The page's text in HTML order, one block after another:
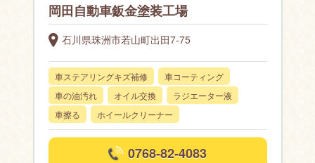
岡田自動車鈑金塗装工場
石川県珠洲市若山町出田7-75
車ステアリングキズ補修
車コーティング
車の油汚れ
オイル交換
ラジエーター液
車擦る
ホイールクリーナー
0768-82-4083